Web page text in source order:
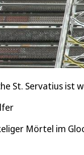
St. Servatius ist
Mörtel im